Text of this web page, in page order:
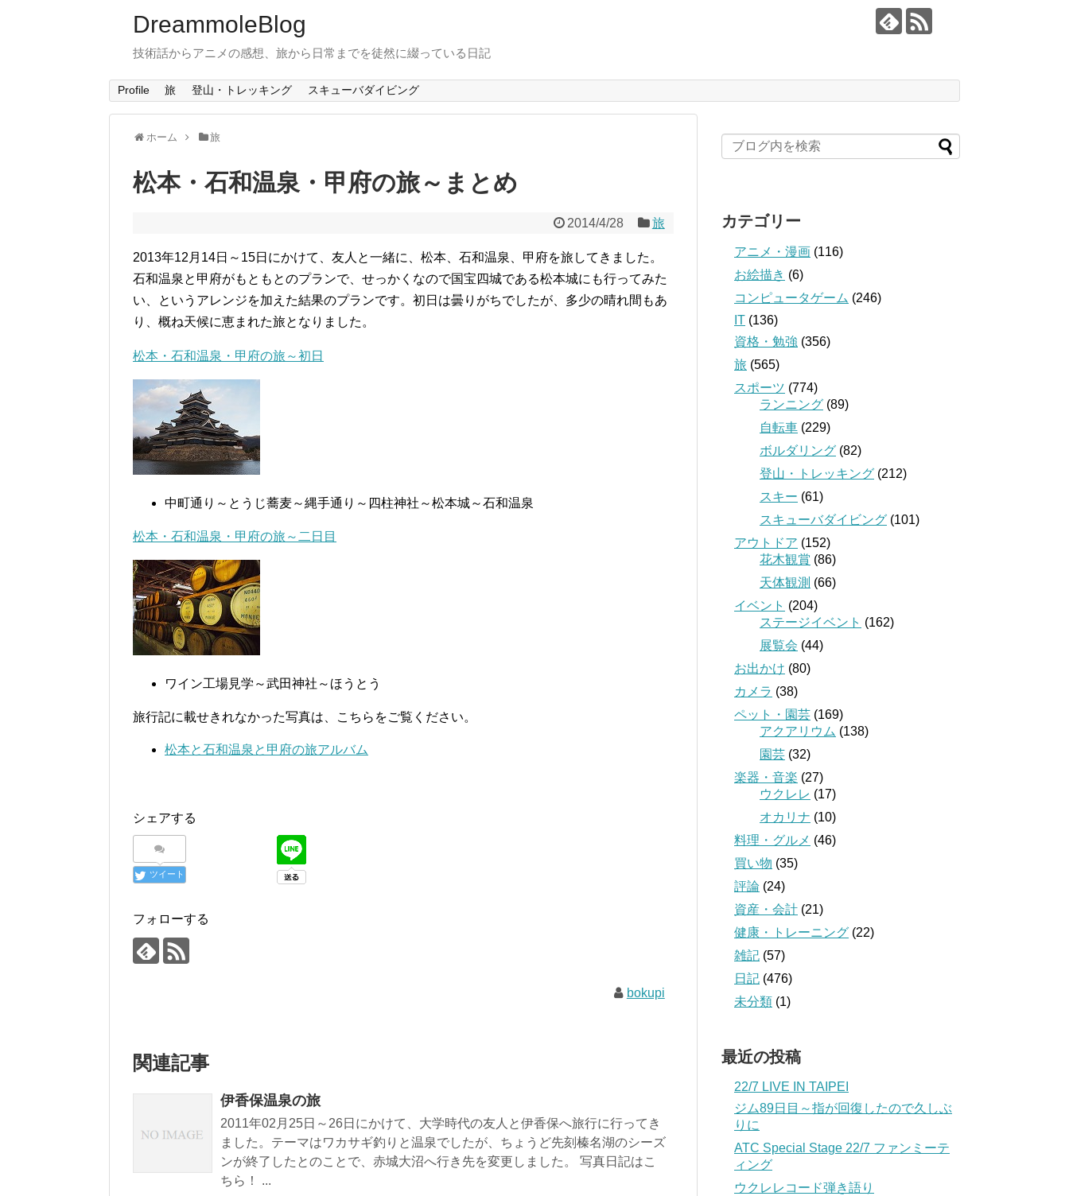
DreammoleBlog
技術話からアニメの感想、旅から日常までを徒然に綴っている日記
Profile 旅 登山・トレッキング スキューバダイビング
ホーム 旅
松本・石和温泉・甲府の旅～まとめ
2014/4/28 旅
2013年12月14日～15日にかけて、友人と一緒に、松本、石和温泉、甲府を旅してきました。
石和温泉と甲府がもともとのプランで、せっかくなので国宝四城である松本城にも行ってみた
い、というアレンジを加えた結果のプランです。初日は曇りがちでしたが、多少の晴れ間もあ
り、概ね天候に恵まれた旅となりました。
松本・石和温泉・甲府の旅～初日
中町通り～とうじ蕎麦～縄手通り～四柱神社～松本城～石和温泉
松本・石和温泉・甲府の旅～二日目
ワイン工場見学～武田神社～ほうとう
旅行記に載せきれなかった写真は、こちらをご覧ください。
松本と石和温泉と甲府の旅アルバム
シェアする
ツイート
フォローする
bokupi
関連記事
伊香保温泉の旅
2011年02月25日～26日にかけて、大学時代の友人と伊香保へ旅行に行ってき
ました。テーマはワカサギ釣りと温泉でしたが、ちょうど先刻榛名湖のシーズ
ンが終了したとのことで、赤城大沼へ行き先を変更しました。 写真日記はこ
ちら！ ...
カテゴリー
アニメ・漫画 (116)
お絵描き (6)
コンピュータゲーム (246)
IT (136)
資格・勉強 (356)
旅 (565)
スポーツ (774)
ランニング (89)
自転車 (229)
ボルダリング (82)
登山・トレッキング (212)
スキー (61)
スキューバダイビング (101)
アウトドア (152)
花木観賞 (86)
天体観測 (66)
イベント (204)
ステージイベント (162)
展覧会 (44)
お出かけ (80)
カメラ (38)
ペット・園芸 (169)
アクアリウム (138)
園芸 (32)
楽器・音楽 (27)
ウクレレ (17)
オカリナ (10)
料理・グルメ (46)
買い物 (35)
評論 (24)
資産・会計 (21)
健康・トレーニング (22)
雑記 (57)
日記 (476)
未分類 (1)
最近の投稿
22/7 LIVE IN TAIPEI
ジム89日目～指が回復したので久しぶ
りに
ATC Special Stage 22/7 ファンミーテ
ィング
ウクレレコード弾き語り